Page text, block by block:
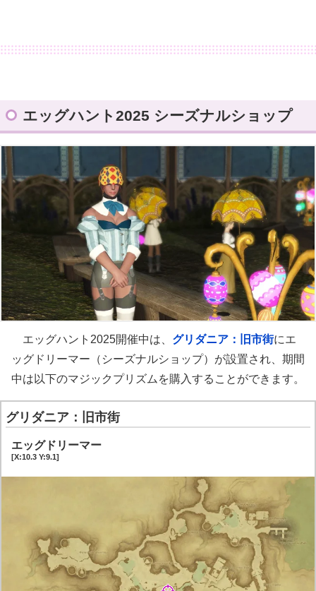
エッグハント2025 シーズナルショップ
エッグハント2025開催中は、 グリダニア：旧市街にエ
ッグドリーマー（シーズナルショップ）が設置され、期間
中は以下のマジックプリズムを購入することができます。
グリダニア：旧市街
エッグドリーマー
[X:10.3 Y:9.1]